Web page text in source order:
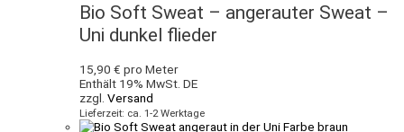
Bio Soft Sweat – angerauter Sweat –
Uni dunkel flieder
15,90 € pro Meter
Enthält 19% MwSt. DE
zzgl. Versand
Lieferzeit: ca. 1-2 Werktage